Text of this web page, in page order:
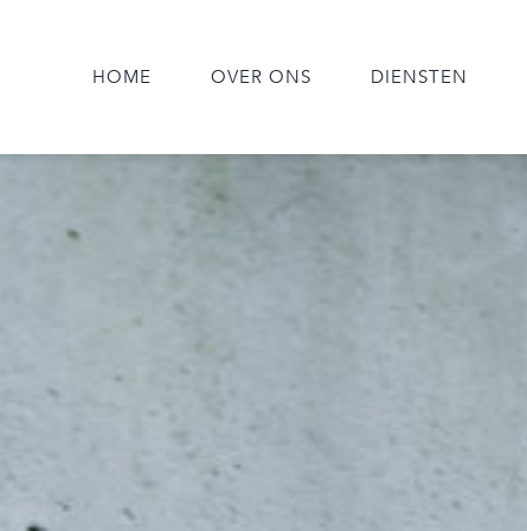
HOME OVER ONS DIENSTEN